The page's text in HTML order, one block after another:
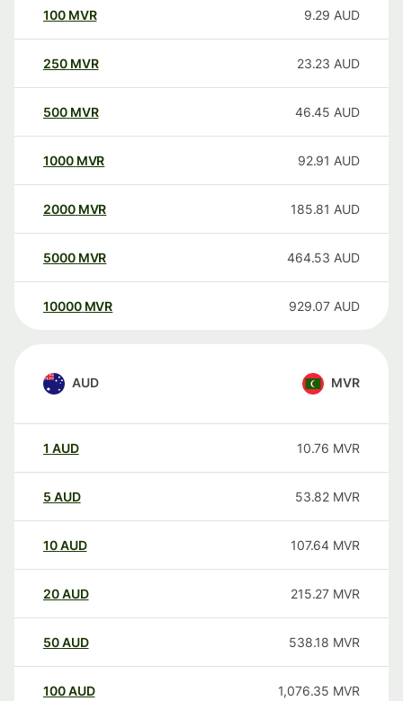
100 MVR 9.29 AUD
250 MVR 23.23 AUD
500 MVR 46.45 AUD
1000 MVR 92.91 AUD
2000 MVR 185.81 AUD
5000 MVR 464.53 AUD
10000 MVR 929.07 AUD
AUD MVR
1 AUD 10.76 MVR
5 AUD 53.82 MVR
10AUD 107.64 MVR
20AUD 215.27 MVR
50AUD 538.18 MVR
100AUD 1,076.35 MVR